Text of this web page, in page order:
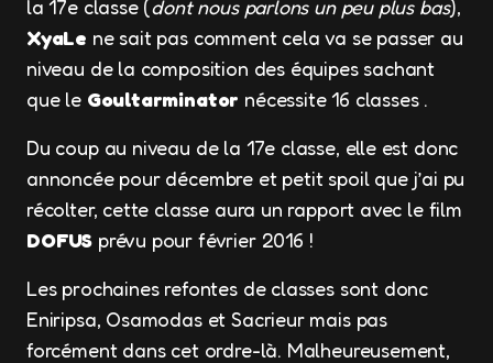
la 17e classe (dont nous parlons un peu plus bas),
XyaLe ne sait pas comment cela va se passer au
niveau de la composition des équipes sachant
que le Goultarminator nécessite 16 classes .
Du coup au niveau de la 17e classe, elle est donc
annoncée pour décembre et petit spoil que j’ai pu
récolter, cette classe aura un rapport avec le film
DOFUS prévu pour février 2016 !
Les prochaines refontes de classes sont donc
Eniripsa, Osamodas et Sacrieur mais pas
forcément dans cet ordre-là. Malheureusement,